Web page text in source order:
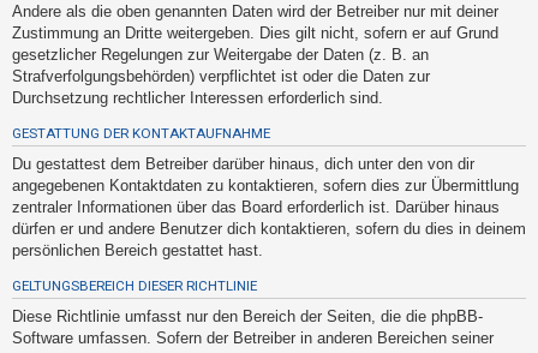
S
u
c
e
F
A
Q
Andere als die oben genannten Daten wird der Betreiber nur mit deiner
Zustimmung an Dritte weitergeben. Dies gilt nicht, sofern er auf Grund
gesetzlicher Regelungen zur Weitergabe der Daten (z. B. an
Strafverfolgungsbehörden) verpflichtet ist oder die Daten zur
Durchsetzung rechtlicher Interessen erforderlich sind.
GESTATTUNG DER KONTAKTAUFNAHME
Du gestattest dem Betreiber darüber hinaus, dich unter den von dir
angegebenen Kontaktdaten zu kontaktieren, sofern dies zur Übermittlung
zentraler Informationen über das Board erforderlich ist. Darüber hinaus
dürfen er und andere Benutzer dich kontaktieren, sofern du dies in deinem
persönlichen Bereich gestattet hast.
GELTUNGSBEREICH DIESER RICHTLINIE
Diese Richtlinie umfasst nur den Bereich der Seiten, die die phpBB-
Software umfassen. Sofern der Betreiber in anderen Bereichen seiner